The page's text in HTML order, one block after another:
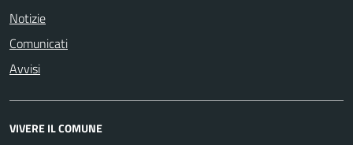
Notizie
Comunicati
Avvisi
VIVERE IL COMUNE